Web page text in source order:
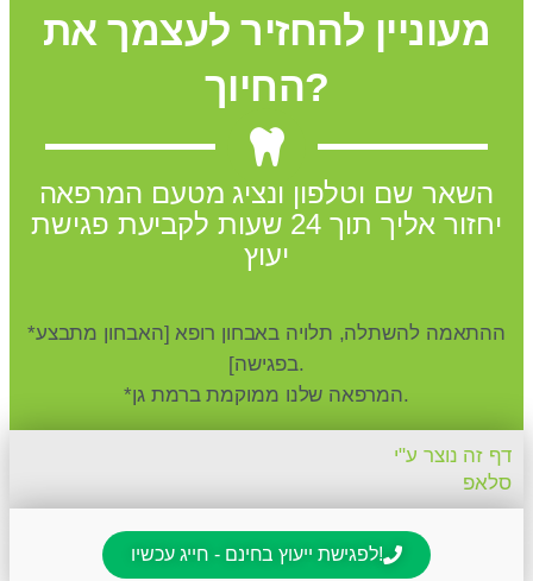
מעוניין להחזיר לעצמך את
החיוך?
השאר שם וטלפון ונציג מטעם המרפאה
יחזור אליך תוך 24 שעות לקביעת פגישת
יעוץ
*ההתאמה להשתלה, תלויה באבחון רופא [האבחון מתבצע
בפגישה].
*המרפאה שלנו ממוקמת ברמת גן.
דף זה נוצר ע"י
סלאפ
לפגישת ייעוץ בחינם - חייג עכשיו!